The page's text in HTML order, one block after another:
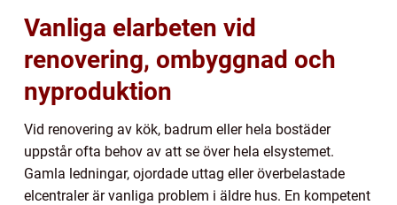
Vanliga elarbeten vid
renovering, ombyggnad och
nyproduktion
Vid renovering av kök, badrum eller hela bostäder
uppstår ofta behov av att se över hela elsystemet.
Gamla ledningar, ojordade uttag eller överbelastade
elcentraler är vanliga problem i äldre hus. En kompetent